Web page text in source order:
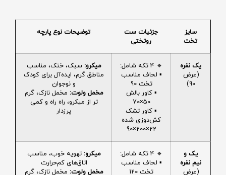
سایز
تخت
جزئیات ست
روتختی
توضیحات نوع پارچه
یک نفره
(عرض
90)
🔹 4 تکه شامل:
▪️ لحاف مناسب
تخت 90
▪️ کاور بالش
50×70
▪️ کاور تشک
کش‌دوزی شده
22×200×90
میکرو: سبک، خنک، مناسب
مناطق گرم، ایده‌آل برای کودک
و نوجوان
مخمل ولوت: مخمل نازک، گرم
تر از میکرو، راه راه و کمی
پرزدار
یک و
نیم نفره
(عرض
🔹 4 تکه شامل:
▪️ لحاف مناسب
تخت 120
میکرو: تهویه خوب، مناسب
اتاق‌های کم‌حرارت
مخمل ولوت: مخمل نازک، گرم